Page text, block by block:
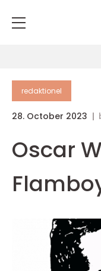
redaktionel
28. October 2023
Oscar